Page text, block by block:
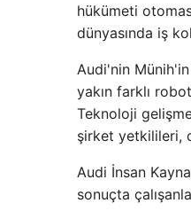
hükümeti
dünyasında iş
Audi'nin
yakın farklı
Teknoloji
şirket yetkilileri,
Audi İnsan
sonuçta